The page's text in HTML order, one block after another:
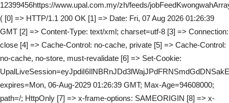
12399456https://www.upal.com.my/zh/feeds/
( [0] => HTTP/1.1 200 OK [1] => Date: Fri, 07 Aug 2026 01:26:39
GMT [2] => Content-Type: text/xml; charset=utf-8 [3] => Connection:
close [4] => Cache-Control: no-cache, private [5] => Cache-Control:
no-cache, no-store, must-revalidate [6] => Set-Cookie:
expires=Mon, 06-Aug-2029 01:26:39 GMT; Max-Age=94608000;
path=/; HttpOnly [7] => x-frame-options: SAMEORIGIN [8] => x-